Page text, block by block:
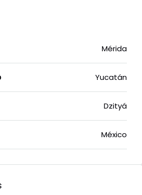
Mérida
Yucatán
Dzityá
México